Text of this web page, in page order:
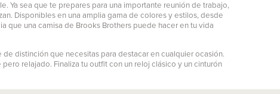
Ya sea que te prepares para una importante reunión de trabajo,
Disponibles en una amplia gama de colores y estilos, desde
que una camisa de Brooks Brothers puede hacer en tu vida
distinción que necesitas para destacar en cualquier ocasión.
relajado. Finaliza tu outfit con un reloj clásico y un cinturón